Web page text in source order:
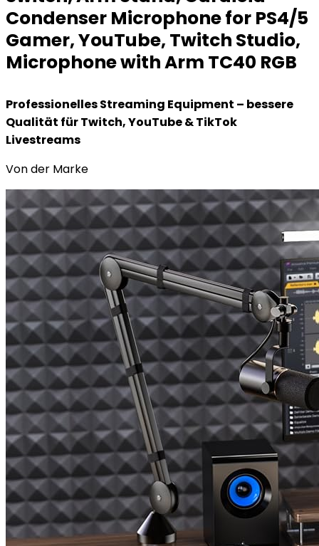
Condenser Microphone for PS4/5
Gamer, YouTube, Twitch Studio,
Microphone with Arm TC40 RGB
Professionelles Streaming Equipment – bessere
Qualität für Twitch, YouTube & TikTok
Livestreams
Von der Marke